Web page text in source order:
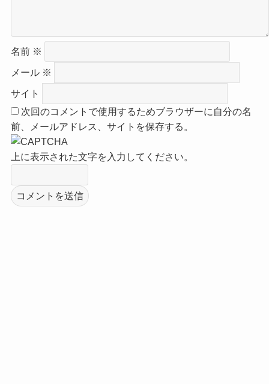
名前 ※
メール ※
サイト
次回のコメントで使用するためブラウザーに自分の名
前、メールアドレス、サイトを保存する。
上に表示された文字を入力してください。